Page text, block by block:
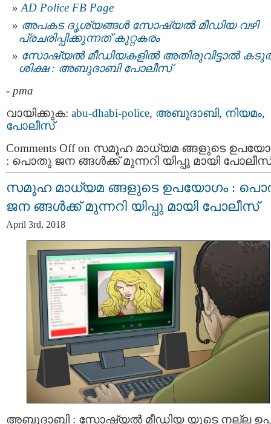
AD Police FB Page
അപകട ദൃശ്യങ്ങൾ സോഷ്യൽ മീഡിയ വഴി
പ്രചരിപ്പിക്കുന്നത് കുറ്റകരം
സോഷ്യല്‍ മീഡിയകളിൽ അതിരുവിട്ടാൽ
ശിക്ഷ : അബുദാബി പോലീസ്
- pma
വായിക്കുക: abu-dhabi-police, അബുദാബി, നിയമം,
പോലീസ്
Comments Offon സമൂഹ മാധ്യമ ങ്ങളുടെ
: പൊതു ജന ങ്ങൾക്ക് മുന്നറി യിപ്പു മായി പോലീസ്
സമൂഹ മാധ്യമ ങ്ങളുടെ ഉപയോഗം :
ജന ങ്ങൾക്ക് മുന്നറി യിപ്പു മായി പോലീസ്
April 3rd, 2018
അബുദാബി : സോഷ്യല്‍ മീഡിയ യുടെ നല്ല